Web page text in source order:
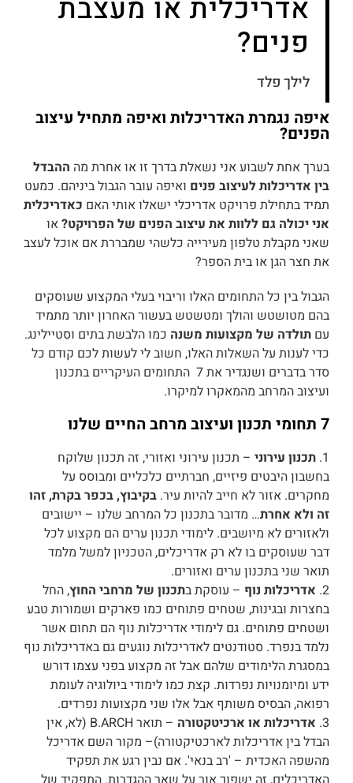
אדריכלית או מעצבת
פנים?
לילך פלד
איפה נגמרת האדריכלות ואיפה מתחיל עיצוב
הפנים?
בערך אחת לשבוע אני נשאלת בדרך זו או אחרת מה ההבדל
בין אדריכלות לעיצוב פנים ואיפה עובר הגבול ביניהם. כמעט
תמיד בתחילת פרויקט אדריכלי ישאלו אותי האם כאדריכלית
אני יכולה גם ללוות את עיצוב הפנים של הפרויקט?או
שאני מקבלת טלפון מעירייה כלשהי שמבררת אם אוכל לעצב
את חצר הגן או בית הספר?
הגבול בין כל התחומים האלו וריבוי בעלי המקצוע שעוסקים
בהם מטושטש והולך ומטשטש בעשור האחרון יותר מתמיד
עם תולדה של מקצועות משנה כמו הלבשת בתים וסטיילינג.
כדי לענות על השאלות האלו, חשוב לי לעשות לכם קודם כל
סדר בדברים ושנגדיר את 7 התחומים העיקריים בתכנון
ועיצוב המרחב מהמאקרו למיקרו.
7 תחומי תכנון ועיצוב מרחב החיים שלנו
1. תכנון עירוני – תכנון עירוני ואזורי, זה תכנון שלוקח
בחשבון היבטים פיזיים, חברתיים כלכליים ומבוסס על
מחקרים. אזור לא חייב להיות עיר. בקיבוץ, בכפר בקרת, זהו
זה ולא אחרת… מדובר בתכנון כל המרחב שלנו – יישובים
ולאזורים לא מיושבים. לימודי תכנון ערים הם מקצוע לכל
דבר שעוסקים בו לא רק אדריכלים, הטכניון למשל מלמד
תואר שני בתכנון ערים ואזורים.
2. אדריכלות נוף – עוסקת בתכנון של מרחבי החוץ, החל
בחצרות ובגינות, שטחים פתוחים כמו פארקים ושמורות טבע
ושטחים פתוחים. גם לימודי אדריכלות נוף הם תחום אשר
נלמד בנפרד. סטודנטים לאדריכלות נוגעים גם באדריכלות נוף
במסגרת הלימודים שלהם אבל זה מקצוע בפני עצמו דורש
ידע ומיומנויות נפרדות. קצת כמו לימודי ביולוגיה לעומת
רפואה, הבסיס משותף אבל אלו שני מקצועות נפרדים.
3. אדריכלות או ארכיטקטורה
– תואר B.ARCH (לא, אין
הבדל בין אדריכלות לארכטיקטורה)– מקור השם אדריכל
מהשפה האכדית – 'רב בנאי'. אם נבין רגע את תפקיד